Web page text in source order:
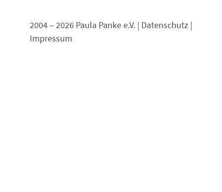
2004 – 2026 Paula Panke e.V. | Datenschutz |
Impressum